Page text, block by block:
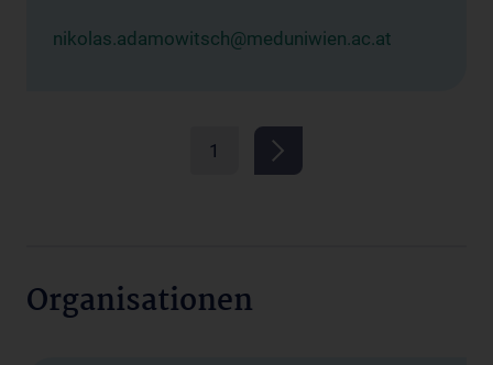
nikolas.adamowitsch@meduniwien.ac.at
1
Organisationen